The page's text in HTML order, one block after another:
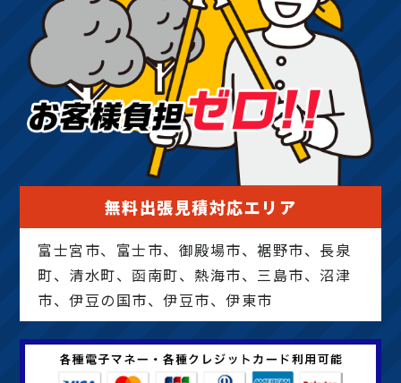
無料出張見積対応エリア
富士宮市、富士市、御殿場市、裾野市、長泉
町、清水町、函南町、熱海市、三島市、沼津
市、伊豆の国市、伊豆市、伊東市